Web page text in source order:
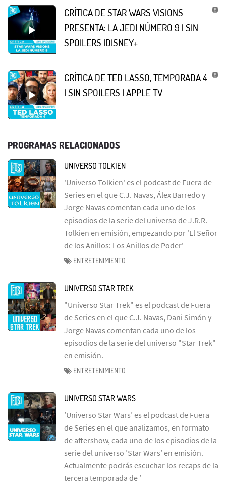
CRÍTICA DE STAR WARS VISIONS
PRESENTA: LA JEDI NÚMERO 9 | SIN
SPOILERS |DISNEY+
CRÍTICA DE TED LASSO, TEMPORADA 4
| SIN SPOILERS | APPLE TV
PROGRAMAS RELACIONADOS
UNIVERSO TOLKIEN
'Universo Tolkien' es el podcast de Fuera de
Series en el que C.J. Navas, Álex Barredo y
Jorge Navas comentan cada uno de los
episodios de la serie del universo de J.R.R.
Tolkien en emisión, empezando por 'El Señor
de los Anillos: Los Anillos de Poder'
ENTRETENIMIENTO
UNIVERSO STAR TREK
"Universo Star Trek" es el podcast de Fuera
de Series en el que C.J. Navas, Dani Simón y
Jorge Navas comentan cada uno de los
episodios de la serie del universo "Star Trek"
en emisión.
ENTRETENIMIENTO
UNIVERSO STAR WARS
’Universo Star Wars’ es el podcast de Fuera
de Series en el que analizamos, en formato
de aftershow, cada uno de los episodios de la
serie del universo ’Star Wars’ en emisión.
Actualmente podrás escuchar los recaps de la
tercera temporada de ’